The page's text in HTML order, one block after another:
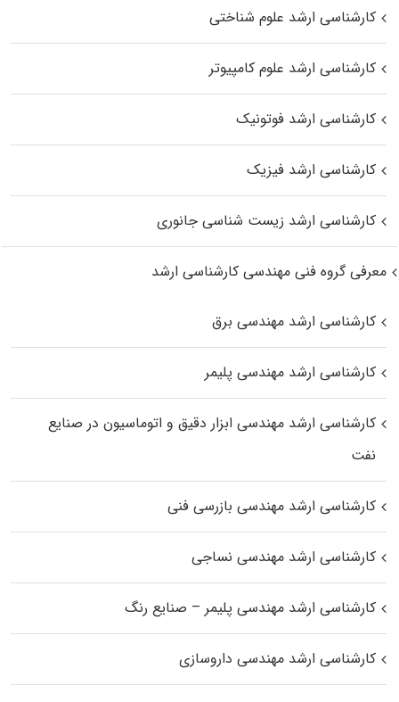
کارشناسی ارشد علوم شناختی
کارشناسی ارشد علوم کامپیوتر
کارشناسی ارشد فوتونیک
کارشناسی ارشد فیزیک
کارشناسی ارشد زیست‌ شناسی جانوری
معرفی گروه فنی مهندسی کارشناسی ارشد
کارشناسی ارشد مهندسی برق
کارشناسی ارشد مهندسی پلیمر
کارشناسی ارشد مهندسی ابزار دقیق و اتوماسیون در صنایع
نفت
کارشناسی ارشد مهندسی بازرسی فنی
کارشناسی ارشد مهندسی نساجی
کارشناسی ارشد مهندسی پلیمر – صنایع رنگ
کارشناسی ارشد مهندسی داروسازی